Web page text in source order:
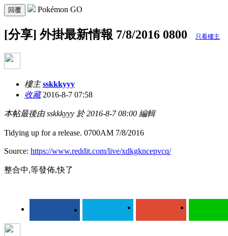
回覆 Pokémon GO
[分享] 外掛最新情報 7/8/2016 0800 只看樓主
樓主 sskkkyyy
收藏2016-8-7 07:58
本帖最後由 sskkkyyy 於 2016-8-7 08:00 編輯
Tidying up for a release. 0700AM 7/8/2016
Source: https://www.reddit.com/live/xdkgkncepvcq/
整合中,等發佈,快了